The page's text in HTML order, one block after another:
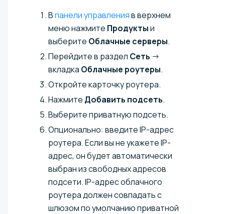
Впанели управленияв верхнем
меню нажмите Продуктыи
выберите Облачные серверы.
Перейдите в раздел Сеть →
вкладка Облачные роутеры.
Откройте карточку роутера.
Нажмите Добавить подсеть.
Выберите приватную подсеть.
Опционально: введите IP-адрес
роутера. Если вы не укажете IP-
адрес, он будет автоматически
выбран из свободных адресов
подсети. IP-адрес облачного
роутера должен совпадать с
шлюзом по умолчанию приватной